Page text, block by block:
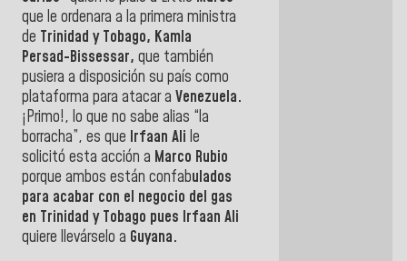
que le ordenara a la primera ministra
de Trinidad y Tobago, Kamla
Persad-Bissessar, que también
pusiera a disposición su país como
plataforma para atacar a Venezuela.
¡Primo!, lo que no sabe alias “la
borracha”, es que Irfaan Ali le
solicitó esta acción a Marco Rubio
porque ambos están confabulados
para acabar con el negocio del gas
en Trinidad y Tobago pues Irfaan Ali
quiere llevárselo a Guyana.